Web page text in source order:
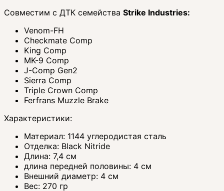
Совместим с ДТК семейства Strike Industries:
Venom-FH
Checkmate Comp
King Comp
MK-9 Comp
J-Comp Gen2
Sierra Comp
Triple Crown Comp
Ferfrans Muzzle Brake
Характеристики:
Материал: 1144 углеродистая сталь
Отделка: Black Nitride
Длина: 7,4 см
длина передней половины: 4 см
Внешний диаметр: 4 см
Вес: 270 гр